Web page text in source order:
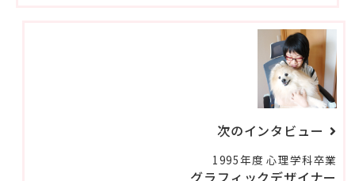
次のインタビュー
1995年度 心理学科卒業
グラフィックデザイナー